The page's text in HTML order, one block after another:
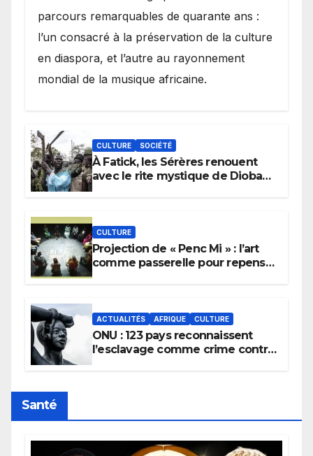
parcours remarquables de quarante ans :
l’un consacré à la préservation de la culture
en diaspora, et l’autre au rayonnement
mondial de la musique africaine.
CULTURE SOCIÉTÉ
À Fatick, les Sérères renouent
avec le rite mystique de Diobaye
CULTURE
Projection de « Penc Mi » : l’art
comme passerelle pour repenser
ACTUALITÉS AFRIQUE CULTURE
ONU : 123 pays reconnaissent
l’esclavage comme crime contre
Santé